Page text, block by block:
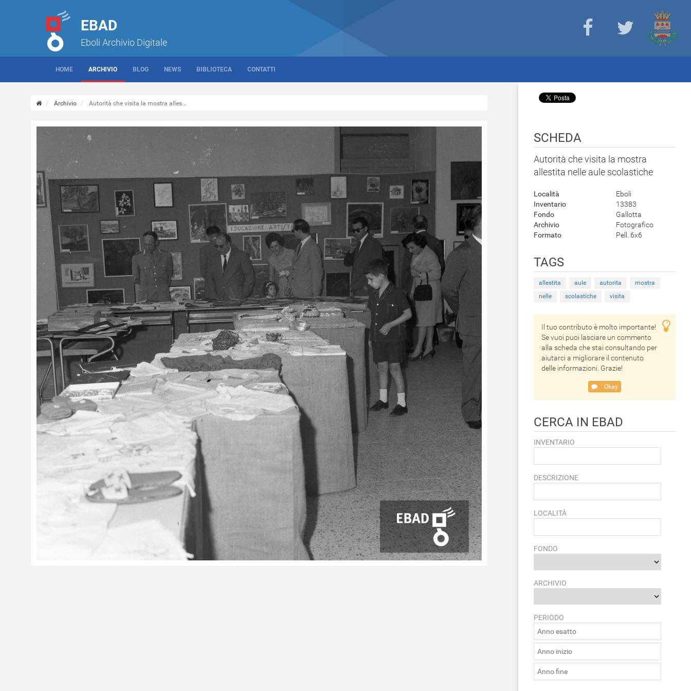
EBAD
Eboli Archivio Digitale
HOME ARCHIVIO BLOG NEWS BIBLIOTECA CONTATTI
Archivio Autorità che visita la mostra alles...
SCHEDA
Autorità che visita la mostra
allestita nelle aule scolastiche
Località
Eboli
Inventario
13383
Fondo
Gallotta
Archivio
Fotografico
Formato
Pell. 6x6
TAGS
allestita aule autorita
mostra
nelle
scolastiche visita
Il tuo contributo è molto importante!
Se vuoi puoi lasciare un commento
alla scheda che stai consultando per
aiutarci a migliorare il contenuto
delle informazioni. Grazie!
Okay
CERCA IN EBAD
INVENTARIO
DESCRIZIONE
LOCALITÀ
FONDO
ARCHIVIO
PERIODO